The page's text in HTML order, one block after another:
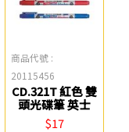
商品代號 :
20115456
CD.321T 紅色 雙
頭光碟筆 英士
$17